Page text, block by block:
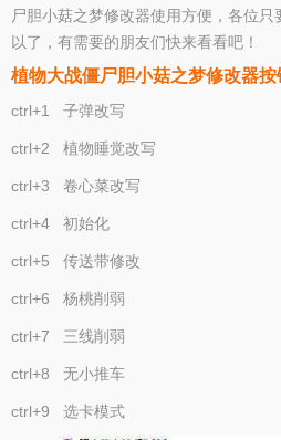
尸胆小菇之梦修改器使用方便，各位
以了，有需要的朋友们快来看看吧！
植物大战僵尸胆小菇之梦修改器按
ctrl+1 子弹改写
ctrl+2 植物睡觉改写
ctrl+3 卷心菜改写
ctrl+4 初始化
ctrl+5 传送带修改
ctrl+6 杨桃削弱
ctrl+7 三线削弱
ctrl+8 无小推车
ctrl+9 选卡模式